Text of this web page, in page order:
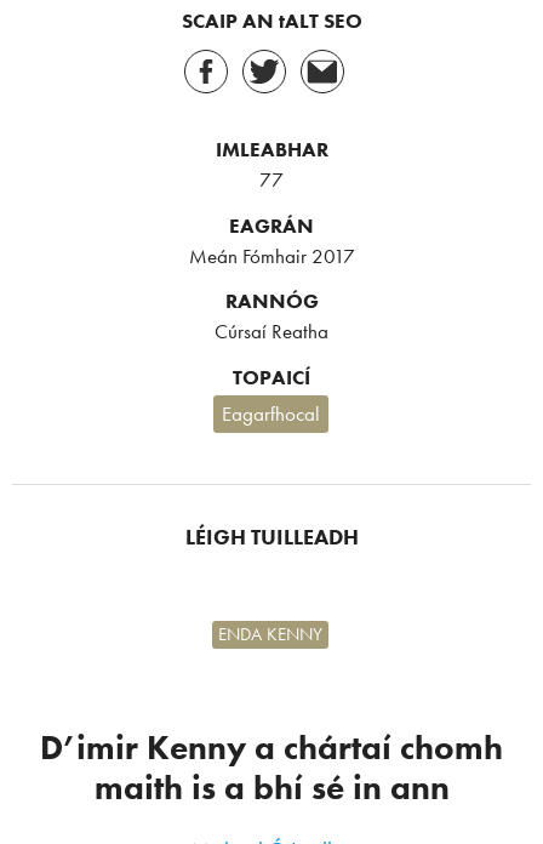
SCAIP AN tALT SEO
IMLEABHAR
77
EAGRÁN
Meán Fómhair 2017
RANNÓG
Cúrsaí Reatha
TOPAICÍ
Eagarfhocal
LÉIGH TUILLEADH
D’imir Kenny a chártaí chomh
maith is a bhí sé in ann
ENDA KENNY